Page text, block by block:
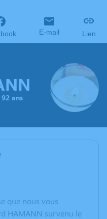
E-mail Lien
ans
que nous vous
HAMANN survenu le